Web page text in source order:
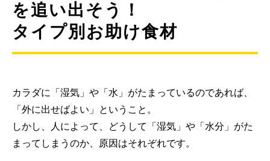
を追い出そう！
タイプ別お助け食材
カラダに「湿気」や「水」がたまっているのであれば、
「外に出せばよい」ということ。
しかし、人によって、どうして「湿気」や「水分」がた
まってしまうのか、原因はそれぞれです。